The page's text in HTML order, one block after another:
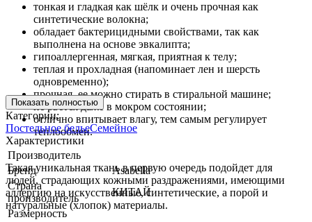
тонкая и гладкая как шёлк и очень прочная как
синтетические волокна;
обладает бактерицидными свойствами, так как
выполнена на основе эвкалипта;
гипоаллергенная, мягкая, приятная к телу;
теплая и прохладная (напоминает лен и шерсть
одновременно);
прочная, ее можно стирать в стиральной машине;
не рвется даже в мокром состоянии;
отлично впитывает влагу, тем самым регулирует
теплообмен.
Такая уникальная ткань в первую очередь подойдет для
людей, страдающих кожными раздражениями, имеющими
аллергию на искусственные, синтетические, а порой и
натуральные (хлопок) материалы.
Показать полностью
Категории:
Постельное бельеСемейное
Характеристики
Производитель
Бренд
Asabella
Страна
производитель
КИТАЙ
Размерность